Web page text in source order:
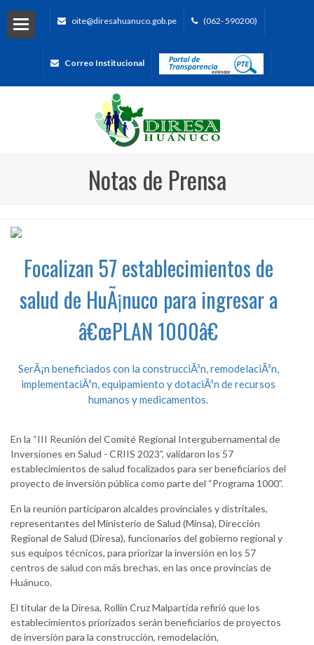
oite@diresahuanuco.gob.pe (062- 590200)
Correo Institucional
Notas de Prensa
Focalizan 57 establecimientos de
salud de HuÃ¡nuco para ingresar a
â€œPLAN 1000â€
SerÃ¡n beneficiados con la construcciÃ³n, remodelaciÃ³n,
implementaciÃ³n, equipamiento y dotaciÃ³n de recursos
humanos y medicamentos.
En la “III Reunión del Comité Regional Intergubernamental de
Inversiones en Salud - CRIIS 2023”, validaron los 57
establecimientos de salud focalizados para ser beneficiarios del
proyecto de inversión pública como parte del “Programa 1000”.
En la reunión participaron alcaldes provinciales y distritales,
representantes del Ministerio de Salud (Minsa), Dirección
Regional de Salud (Diresa), funcionarios del gobierno regional y
sus equipos técnicos, para priorizar la inversión en los 57
centros de salud con más brechas, en las once provincias de
Huánuco.
El titular de la Diresa, Rollin Cruz Malpartida refirió que los
establecimientos priorizados serán beneficiarios de proyectos
de inversión para la construcción, remodelación,